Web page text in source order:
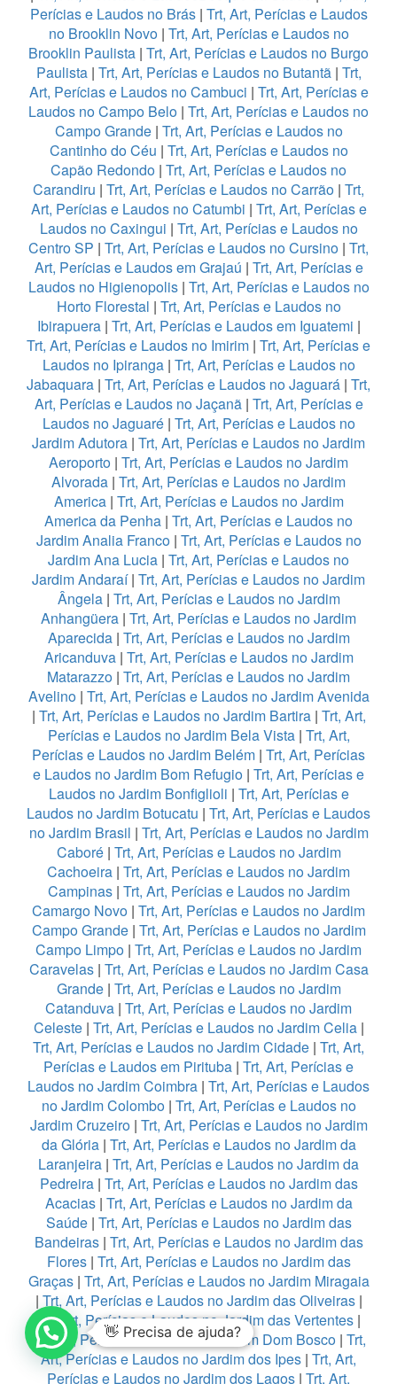
Perícias e Laudos no Brás| Trt, Art, Perícias e Laudos
no Brooklin Novo| Trt, Art, Perícias e Laudos no
Brooklin Paulista | Trt, Art, Perícias e Laudos no Burgo
Paulista| Trt, Art, Perícias e Laudos no Butantã| Trt,
Art, Perícias e Laudos no Cambuci | Trt, Art, Perícias e
Laudos no Campo Belo | Trt, Art, Perícias e Laudos no
Campo Grande| Trt, Art, Perícias e Laudos no
Cantinho do Céu | Trt, Art, Perícias e Laudos no
Capão Redondo | Trt, Art, Perícias e Laudos no
Carandiru | Trt, Art, Perícias e Laudos no Carrão | Trt,
Art, Perícias e Laudos no Catumbi | Trt, Art, Perícias e
Laudos no Caxingui | Trt, Art, Perícias e Laudos no
Centro SP | Trt, Art, Perícias e Laudos no Cursino | Trt,
Art, Perícias e Laudos em Grajaú | Trt, Art, Perícias e
Laudos no Higienopolis| Trt, Art, Perícias e Laudos no
Horto Florestal | Trt, Art, Perícias e Laudos no
Ibirapuera| Trt, Art, Perícias e Laudos em Iguatemi |
Trt, Art, Perícias e Laudos no Imirim | Trt, Art, Perícias e
Laudos no Ipiranga| Trt, Art, Perícias e Laudos no
Jabaquara | Trt, Art, Perícias e Laudos no Jaguará | Trt,
Art, Perícias e Laudos no Jaçanã| Trt, Art, Perícias e
Laudos no Jaguaré| Trt, Art, Perícias e Laudos no
Jardim Adutora | Trt, Art, Perícias e Laudos no Jardim
Aeroporto | Trt, Art, Perícias e Laudos no Jardim
Alvorada | Trt, Art, Perícias e Laudos no Jardim
America| Trt, Art, Perícias e Laudos no Jardim
America da Penha | Trt, Art, Perícias e Laudos no
Jardim Analia Franco| Trt, Art, Perícias e Laudos no
Jardim Ana Lucia | Trt, Art, Perícias e Laudos no
Jardim Andaraí| Trt, Art, Perícias e Laudos no Jardim
Ângela| Trt, Art, Perícias e Laudos no Jardim
Anhangüera | Trt, Art, Perícias e Laudos no Jardim
Aparecida| Trt, Art, Perícias e Laudos no Jardim
Aricanduva| Trt, Art, Perícias e Laudos no Jardim
Matarazzo | Trt, Art, Perícias e Laudos no Jardim
Avelino| Trt, Art, Perícias e Laudos no Jardim Avenida
| Trt, Art, Perícias e Laudos no Jardim Bartira| Trt, Art,
Perícias e Laudos no Jardim Bela Vista| Trt, Art,
Perícias e Laudos no Jardim Belém | Trt, Art, Perícias
e Laudos no Jardim Bom Refugio | Trt, Art, Perícias e
Laudos no Jardim Bonfiglioli | Trt, Art, Perícias e
Laudos no Jardim Botucatu | Trt, Art, Perícias e Laudos
no Jardim Brasil | Trt, Art, Perícias e Laudos no Jardim
Caboré| Trt, Art, Perícias e Laudos no Jardim
Cachoeira | Trt, Art, Perícias e Laudos no Jardim
Campinas| Trt, Art, Perícias e Laudos no Jardim
Camargo Novo | Trt, Art, Perícias e Laudos no Jardim
Campo Grande| Trt, Art, Perícias e Laudos no Jardim
Campo Limpo | Trt, Art, Perícias e Laudos no Jardim
Caravelas| Trt, Art, Perícias e Laudos no Jardim Casa
Grande| Trt, Art, Perícias e Laudos no Jardim
Catanduva | Trt, Art, Perícias e Laudos no Jardim
Celeste| Trt, Art, Perícias e Laudos no Jardim Celia|
Trt, Art, Perícias e Laudos no Jardim Cidade | Trt, Art,
Perícias e Laudos em Pirituba | Trt, Art, Perícias e
Laudos no Jardim Coimbra | Trt, Art, Perícias e Laudos
no Jardim Colombo| Trt, Art, Perícias e Laudos no
Jardim Cruzeiro| Trt, Art, Perícias e Laudos no Jardim
da Glória| Trt, Art, Perícias e Laudos no Jardim da
Laranjeira | Trt, Art, Perícias e Laudos no Jardim da
Pedreira| Trt, Art, Perícias e Laudos no Jardim das
Acacias| Trt, Art, Perícias e Laudos no Jardim da
Saúde| Trt, Art, Perícias e Laudos no Jardim das
Bandeiras| Trt, Art, Perícias e Laudos no Jardim das
Flores| Trt, Art, Perícias e Laudos no Jardim das
Graças| Trt, Art, Perícias e Laudos no Jardim Miragaia
| Trt, Art, Perícias e Laudos no Jardim das Oliveiras|
Trt, Art, Perícias e Laudos no Jardim das Vertentes|
Trt, Art, Perícias e Laudos no Jardim Dom Bosco| Trt,
Art, Perícias e Laudos no Jardim dos Ipes | Trt, Art,
Perícias e Laudos no Jardim dos Lagos | Trt, Art,
👋 Precisa de ajuda?